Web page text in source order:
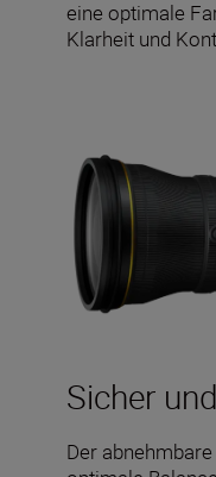
eine optimale
Klarheit und
Sicher
Der